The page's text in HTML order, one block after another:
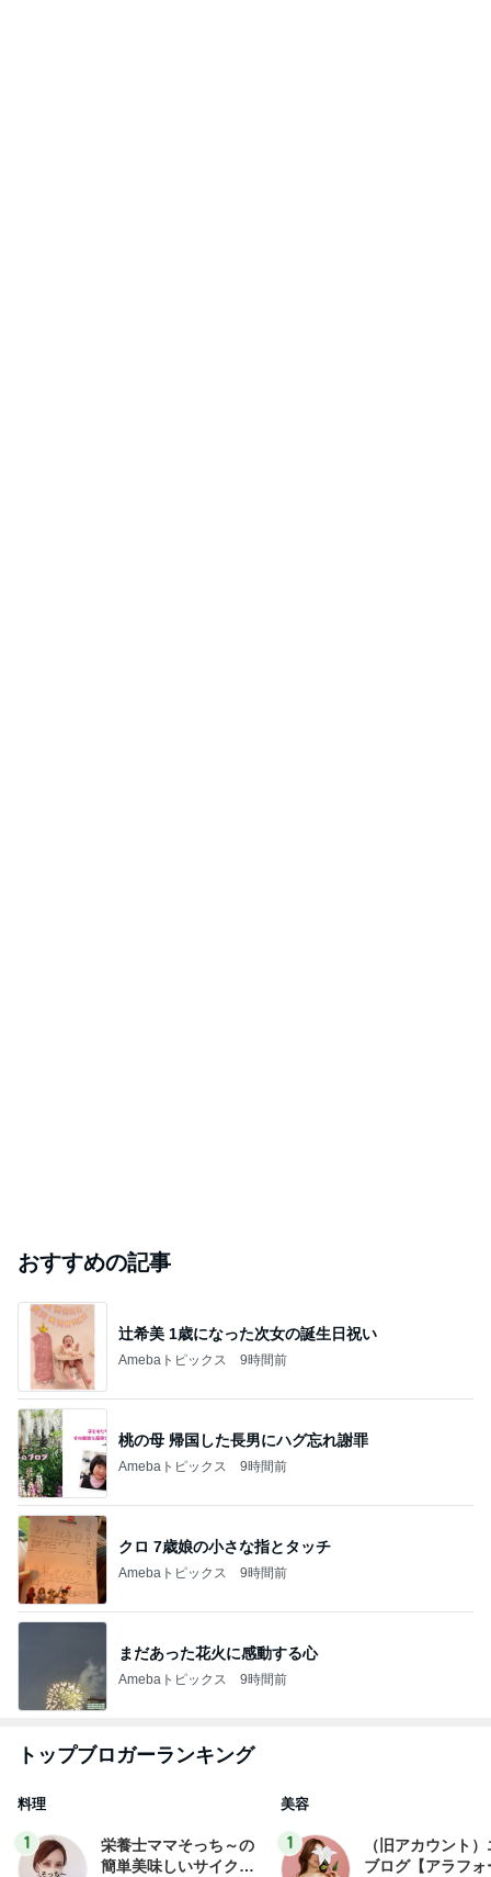
おすすめの記事
辻希美 1歳になった次女の誕生日祝い
Amebaトピックス 9時間前
桃の母 帰国した長男にハグ忘れ謝罪
Amebaトピックス 9時間前
クロ 7歳娘の小さな指とタッチ
Amebaトピックス 9時間前
まだあった花火に感動する心
Amebaトピックス 9時間前
トップブロガーランキング
料理
1
栄養士ママそっち～の
簡単美味しいサイクル
美容
1
（旧アカウント
ブログ【アラフォ